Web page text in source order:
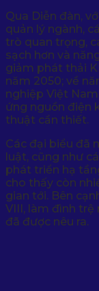
Qua Diễn đàn,
quản lý ngành,
trò quan trọng,
sạch hơn và
giảm phát thải
năm 2050; về
nghiệp Việt
ứng nguồn điện
thuật cần thiết.
Các đại biểu đã
luật, cũng như
phát triển hạ
cho thấy còn
gian tới. Bên
VIII, làm đình trệ
đã được nêu ra.